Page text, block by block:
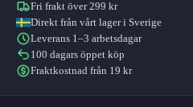
Fri frakt över 299 kr
Direkt från vårt lager i Sverige
Leverans 1–3 arbetsdagar
100 dagars öppet köp
Fraktkostnad från 19 kr